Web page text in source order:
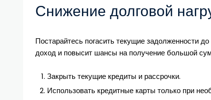
Снижение долговой
Постарайтесь погасить текущие задолженности
доход и повысит шансы на получение большой
Закрыть текущие кредиты и рассрочки.
Использовать кредитные карты только при